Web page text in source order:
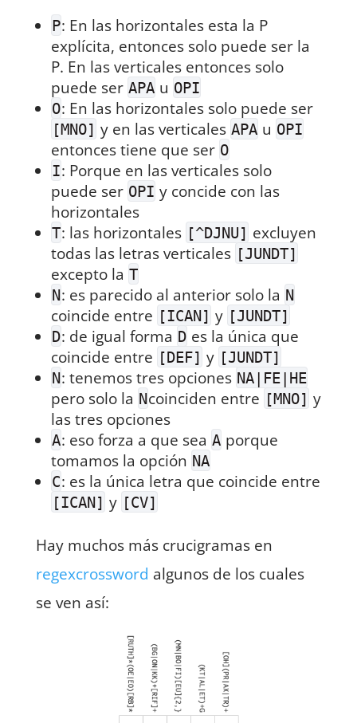
P: En las horizontales esta la P
explícita, entonces solo puede ser la
P. En las verticales entonces solo
puede ser APA u OPI
O: En las horizontales solo puede ser
[MNO] y en las verticales APA u OPI
entonces tiene que ser O
I: Porque en las verticales solo
puede ser OPI y concide con las
horizontales
T: las horizontales [^DJNU] excluyen
todas las letras verticales [JUNDT]
excepto la T
N: es parecido al anterior solo la N
coincide entre [ICAN] y [JUNDT]
D: de igual forma D es la única que
coincide entre [DEF] y [JUNDT]
N: tenemos tres opciones NA|FE|HE
pero solo la Ncoinciden entre [MNO] y
las tres opciones
A: eso forza a que sea A porque
tomamos la opción NA
C: es la única letra que coincide entre
[ICAN] y [CV]
Hay muchos más crucigramas en
regexcrossword algunos de los cuales
se ven así: